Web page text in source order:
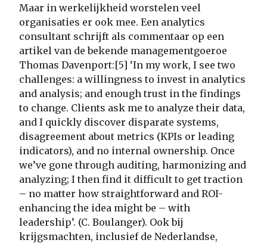
Maar in werkelijkheid worstelen veel
organisaties er ook mee. Een analytics
consultant schrijft als commentaar op een
artikel van de bekende managementgoeroe
Thomas Davenport:[5] ‘In my work, I see two
challenges: a willingness to invest in analytics
and analysis; and enough trust in the findings
to change. Clients ask me to analyze their data,
and I quickly discover disparate systems,
disagreement about metrics (KPIs or leading
indicators), and no internal ownership. Once
we’ve gone through auditing, harmonizing and
analyzing; I then find it difficult to get traction
– no matter how straightforward and ROI-
enhancing the idea might be – with
leadership’. (C. Boulanger). Ook bij
krijgsmachten, inclusief de Nederlandse,